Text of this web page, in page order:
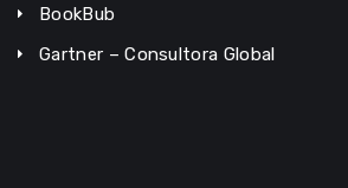
BookBub
Gartner – Consultora Global